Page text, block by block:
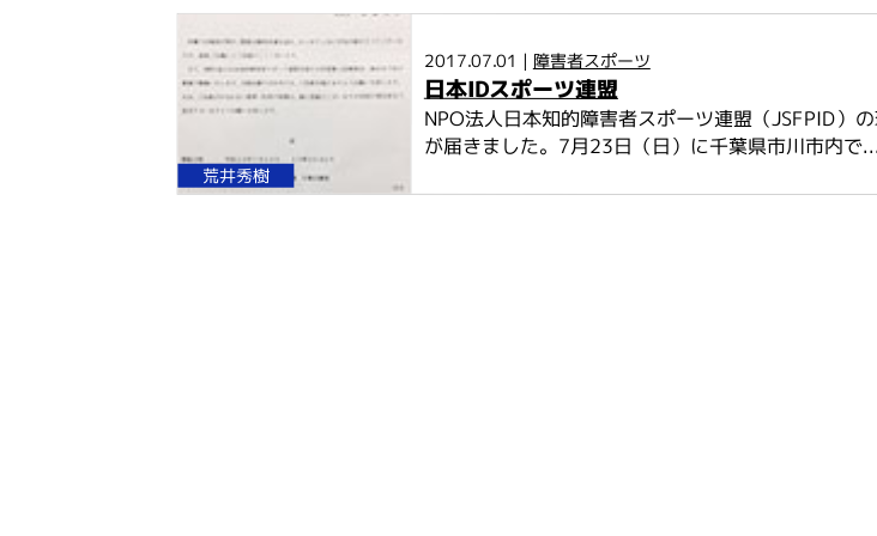
荒井秀樹
2017.07.01 | 障害者スポーツ
日本IDスポーツ連盟
NPO法人日本知的障害者スポーツ連盟（JSFPID）
が届きました。7月23日（日）に千葉県市川市内で...